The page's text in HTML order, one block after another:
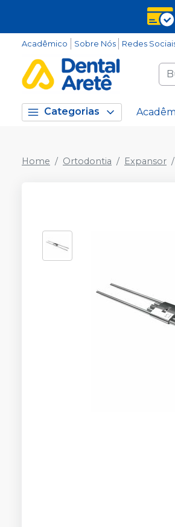
Acadêmico Sobre Nós Redes
Categorias
Home Ortodontia Expansor